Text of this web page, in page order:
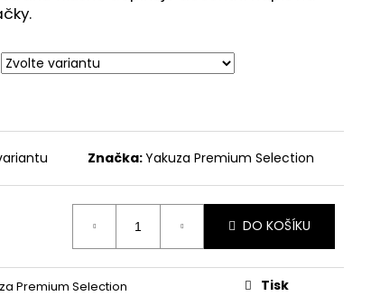
Značka:Yakuza Premium Selection
DO KOŠÍKU
Premium Selection
Tisk